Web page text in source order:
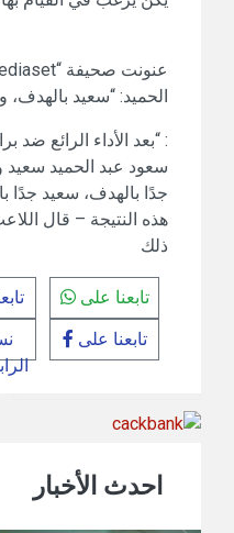
الحميد: “سعيد بالهدف،
: “بعد الأداء الرائع ضد
سعود عبد الحميد سعيد
جدًا بالهدف، سعيد جدًا
هذه النتيجة – قال
ذلك
تابعنا على
تابعنا على
احدث الأخبار